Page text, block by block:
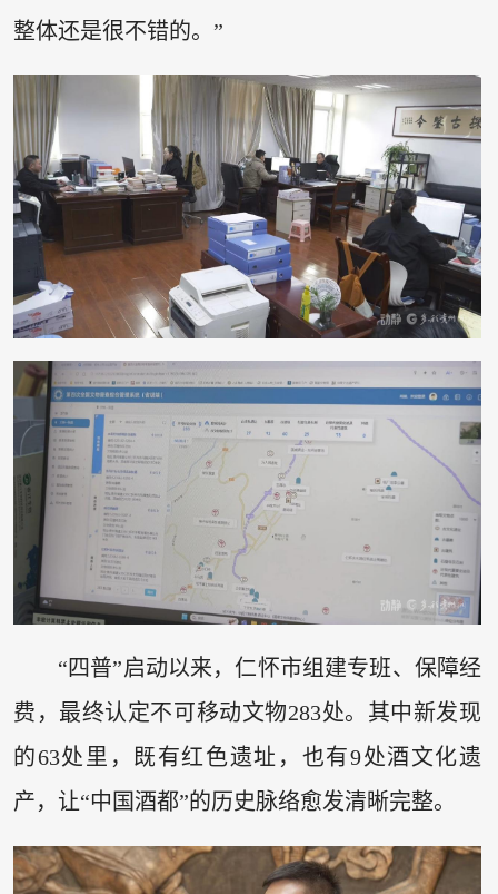
整体还是很不错的。”
“四普”启动以来，仁怀市组建专班、保障经
费，最终认定不可移动文物283处。其中新发现
的63处里，既有红色遗址，也有9处酒文化遗
产，让“中国酒都”的历史脉络愈发清晰完整。